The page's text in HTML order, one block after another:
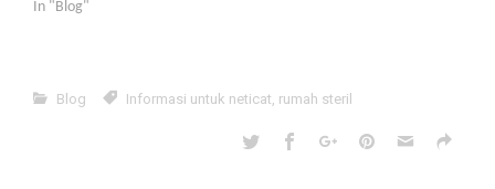
In "Blog"
Blog Informasi untuk neticat rumah steril